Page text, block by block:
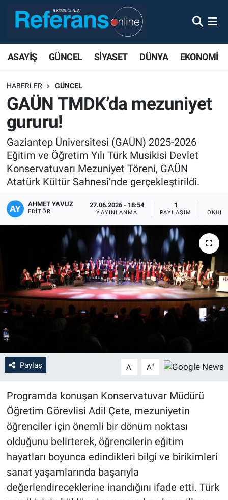
ASAYİŞ GÜNCEL SİYASET DÜNYA EKONOMİ
HABERLER GÜNCEL
GAÜN TMDK’da mezuniyet
gururu!
Gaziantep Üniversitesi (GAÜN) 2025-2026
Eğitim ve Öğretim Yılı Türk Musikisi Devlet
Konservatuvarı Mezuniyet Töreni, GAÜN
Atatürk Kültür Sahnesi’nde gerçekleştirildi.
AHMET YAVUZ
EDITÖR
27.06.2026 - 18:54
YAYINLANMA
1
PAYLAŞIM
Paylaş A- A+
Programda konuşan Konservatuvar Müdürü
Öğretim Görevlisi Adil Çete, mezuniyetin
öğrenciler için önemli bir dönüm noktası
olduğunu belirterek, öğrencilerin eğitim
hayatları boyunca edindikleri bilgi ve birikimleri
sanat yaşamlarında başarıyla
değerlendireceklerine inandığını ifade etti. Türk